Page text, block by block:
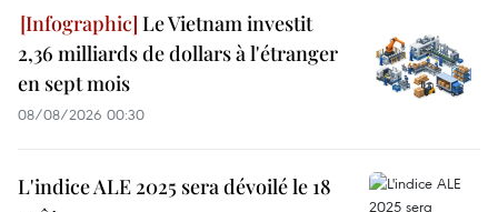
Le Vietnam investit
2,36 milliards de dollars à l'étranger
en sept mois
08/08/2026 00:30
L'indice ALE 2025 sera dévoilé le 18